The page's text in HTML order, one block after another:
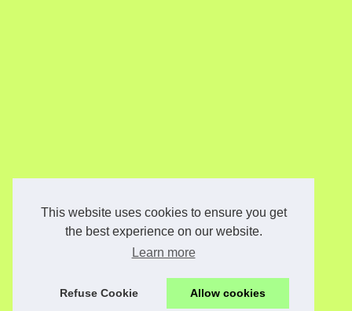
This website uses cookies to ensure you get
the best experience on our website.
Learn more
Refuse Cookie Allow cookies